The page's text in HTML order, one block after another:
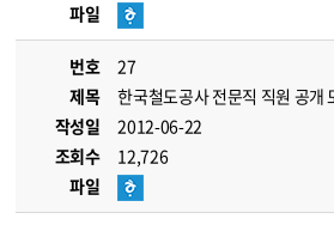
파일
번호
27
제목
한국철도공사 전문직 직원 공개
작성일
2012-06-22
조회수
12,726
파일